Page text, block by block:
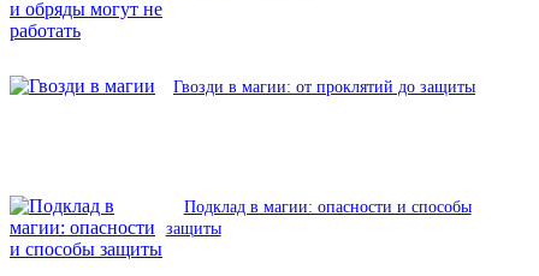
Гвозди в магии: от проклятий до защиты
Подклад в магии: опасности и способы
защиты